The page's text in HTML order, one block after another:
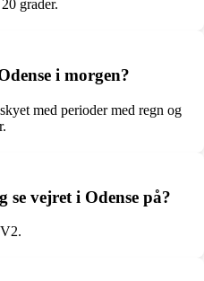
grader.
i morgen?
med perioder med regn og
vejret i Odense på?